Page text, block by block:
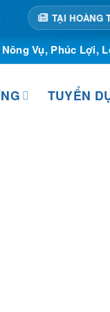
Vụ, Phúc Lợi,
TUYỂN